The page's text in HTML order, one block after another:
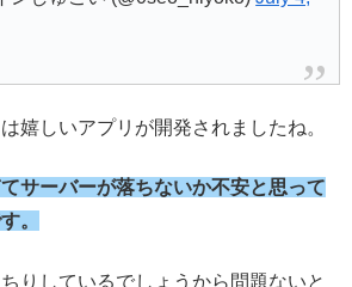
嬉しいアプリが開発されましたね。
サーバーが落ちないか不安と思って
。
りしているでしょうから問題ないと